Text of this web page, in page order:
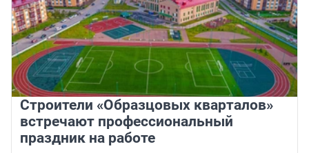
Строители «Образцовых кварталов»
встречают профессиональный
праздник на работе